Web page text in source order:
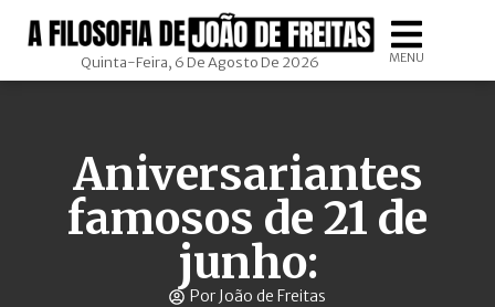
Quinta-Feira, 6 De Agosto De 2026 MENU
Aniversariantes
famosos de 21 de
junho:
Por João de Freitas